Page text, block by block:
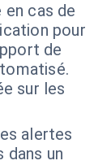
cas de
pour
de
sur les
alertes
un